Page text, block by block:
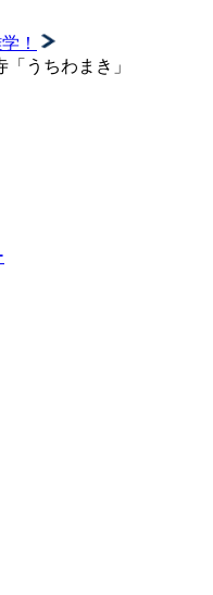
！
「うちわまき」